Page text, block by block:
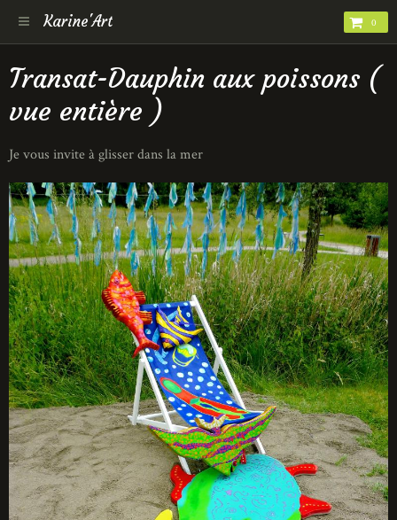
Karine'Art 0
Transat-Dauphin aux poissons (
vue entière )
Je vous invite à glisser dans la mer